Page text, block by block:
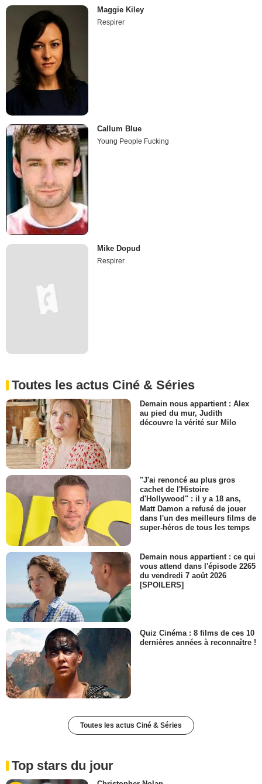
Maggie Kiley
Respirer
Callum Blue
Young People Fucking
Mike Dopud
Respirer
Toutes les actus Ciné & Séries
Demain nous appartient : Alex
au pied du mur, Judith
découvre la vérité sur Milo
"J'ai renoncé au plus gros
cachet de l'Histoire
d'Hollywood" : il y a 18 ans,
Matt Damon a refusé de jouer
dans l'un des meilleurs films de
super-héros de tous les temps
Demain nous appartient : ce qui
vous attend dans l'épisode 2265
du vendredi 7 août 2026
[SPOILERS]
Quiz Cinéma : 8 films de ces 10
dernières années à reconnaître !
Toutes les actus Ciné & Séries
Top stars du jour